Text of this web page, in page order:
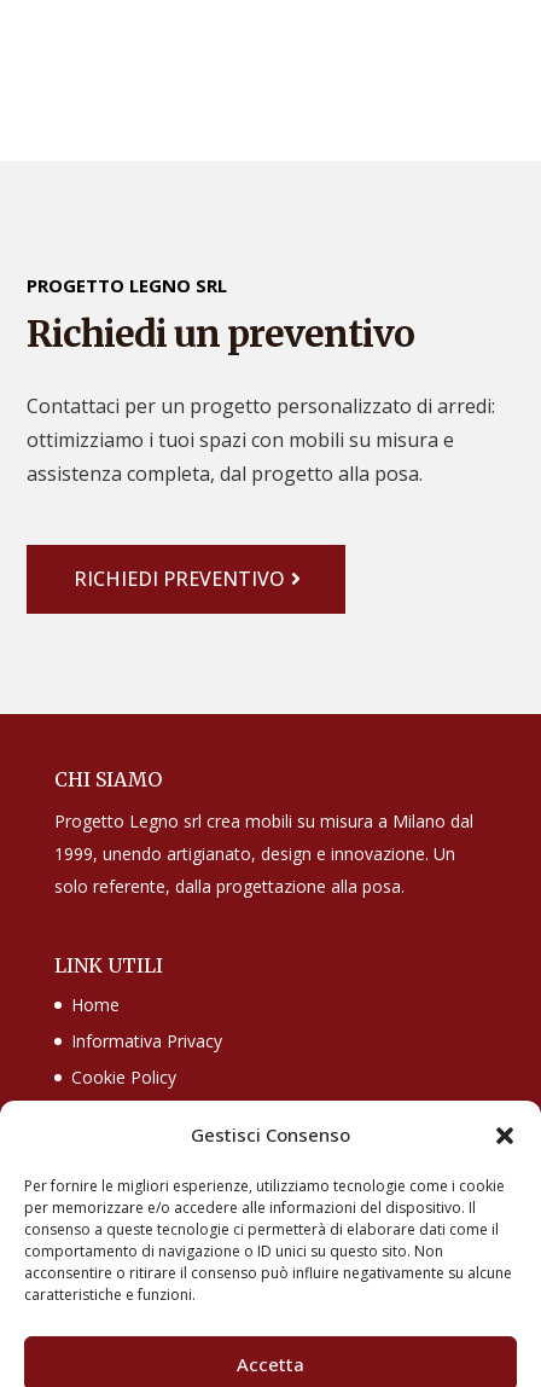
Gestisci Consenso
Per fornire le migliori esperienze, utilizziamo tecnologie come i cookie
per memorizzare e/o accedere alle informazioni del dispositivo. Il
consenso a queste tecnologie ci permetterà di elaborare dati come il
comportamento di navigazione o ID unici su questo sito. Non
acconsentire o ritirare il consenso può influire negativamente su alcune
caratteristiche e funzioni.
Accetta
PROGETTO LEGNO SRL
Richiedi un preventivo
Contattaci per un progetto personalizzato di arredi:
ottimizziamo i tuoi spazi con mobili su misura e
assistenza completa, dal progetto alla posa.
RICHIEDI PREVENTIVO
CHI SIAMO
Progetto Legno srl crea mobili su misura a Milano dal
1999, unendo artigianato, design e innovazione. Un
solo referente, dalla progettazione alla posa.
LINK UTILI
Home
Informativa Privacy
Cookie Policy
+39 025 751 4711
+39 3483914689
info@arredamentolegno.it
Via Leonardo Da Vinci, 38, 20089 Rozzano MI